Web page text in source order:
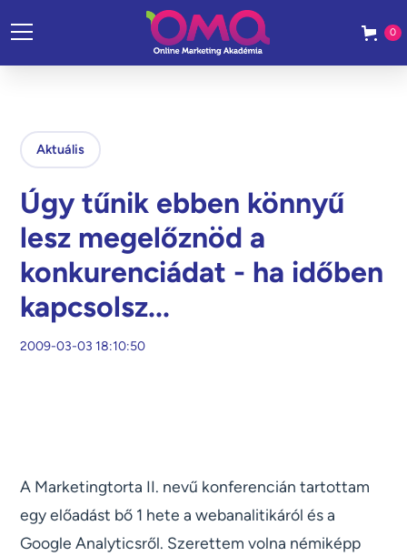
0
Aktuális
Úgy tűnik ebben könnyű
lesz megelőznöd a
konkurenciádat - ha időben
kapcsolsz...
2009-03-03 18:10:50
A Marketingtorta II. nevű konferencián tartottam
egy előadást bő 1 hete a webanalitikáról és a
Google Analyticsről. Szerettem volna némiképp